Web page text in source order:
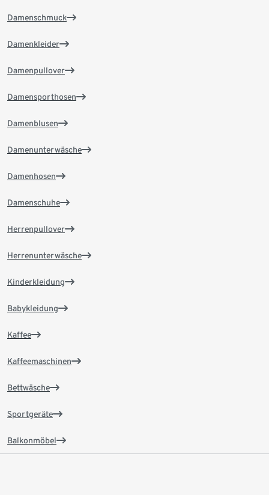
Damenschmuck
Damenkleider
Damenpullover
Damensporthosen
Damenblusen
Damenunterwäsche
Damenhosen
Damenschuhe
Herrenpullover
Herrenunterwäsche
Kinderkleidung
Babykleidung
Kaffee
Kaffeemaschinen
Bettwäsche
Sportgeräte
Balkonmöbel